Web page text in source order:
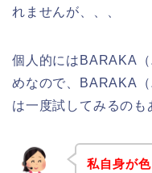
れませんが、、、
個人的にはBARAKA
めなので、BARAKA
は一度試してみるのも
私自身が